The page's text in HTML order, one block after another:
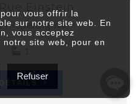
Einstein
vous offrir la
sur notre site web. En
vous acceptez
site web, pour en
Refuser